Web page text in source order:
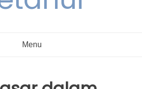
Menu